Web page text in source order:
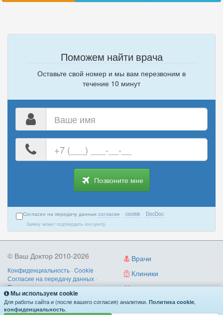
Поможем найти врача
Оставьте свой номер и мы вам перезвоним в
течение 10 минут
номер
телефона
Позвоните мне
Согласен на передачу данных согласие · cookie · DocDoc
Заявку может подтвердить кол-центр.
Врачи
Клиники
Диагностика
© Ваш Доктор 2010-2026
Конфиденциальность · Cookie ·
Согласие на передачу данных ·
Пользовательское соглашение·
Правила записи· Контакты
О нас/как работает/
Мы используем cookie
Для работы сайта и (после вашего согласия) аналитики. Политика cookie,
конфиденциальность.